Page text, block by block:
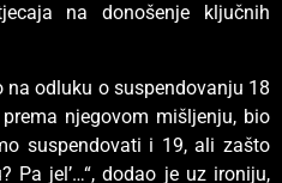
na donošenje ključnih
na odluku o suspendovanju 18
njegovom mišljenju, bio
suspendovati i 19, ali zašto
Pa jel’…“, dodao je uz ironiju,